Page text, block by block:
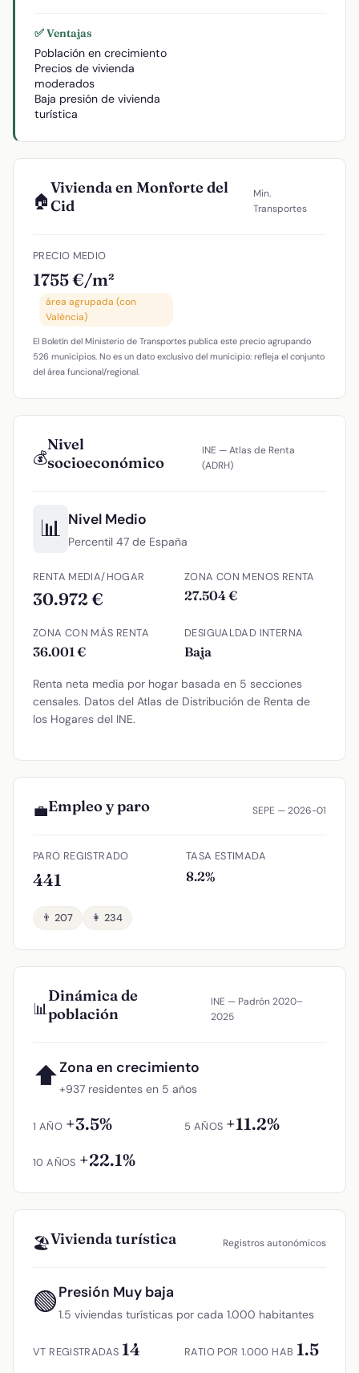
✅ Ventajas
Población en crecimiento
Precios de vivienda
moderados
Baja presión de vivienda
turística
🏠
Vivienda en Monforte del
Cid
Min.
Transportes
PRECIO MEDIO
1755 €/m²
área agrupada (con
València)
El Boletín del Ministerio de Transportes publica este precio agrupando
526 municipios. No es un dato exclusivo del municipio: refleja el conjunto
del área funcional/regional.
💰
Nivel
socioeconómico
INE — Atlas de Renta
(ADRH)
📊 Nivel Medio
Percentil 47 de España
RENTA MEDIA/HOGAR
30.972 €
ZONA CON MENOS RENTA
27.504 €
ZONA CON MÁS RENTA
36.001 €
DESIGUALDAD INTERNA
Baja
Renta neta media por hogar basada en 5 secciones
censales. Datos del Atlas de Distribución de Renta de
los Hogares del INE.
💼Empleo y paro SEPE — 2026-01
PARO REGISTRADO
441
TASA ESTIMADA
8.2%
👨 207 👩 234
📊
Dinámica de
población
INE — Padrón 2020–
2025
⬆Zona en crecimiento
+937 residentes en 5 años
1 AÑO +3.5% 5 AÑOS +11.2%
10 AÑOS +22.1%
🏖️Vivienda turística Registros autonómicos
🟢Presión Muy baja
1.5 viviendas turísticas por cada 1.000 habitantes
VT REGISTRADAS 14 RATIO POR 1.000 HAB 1.5